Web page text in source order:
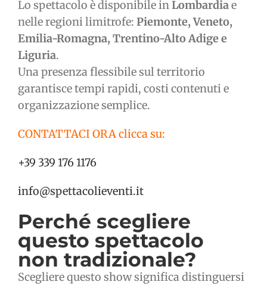
Lo spettacolo è disponibile inLombardiae
nelle regioni limitrofe: Piemonte, Veneto,
Emilia-Romagna, Trentino-Alto Adige e
Liguria.
Una presenza flessibile sul territorio
garantisce tempi rapidi, costi contenuti e
organizzazione semplice.
CONTATTACI ORA clicca su:
+39 339 176 1176
info@spettacolieventi.it
Perché scegliere
questo spettacolo
non tradizionale?
Scegliere questo show significa distinguersi